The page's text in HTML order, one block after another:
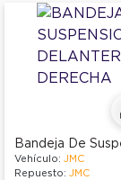
Vehículo: JMC
Repuesto: JMC